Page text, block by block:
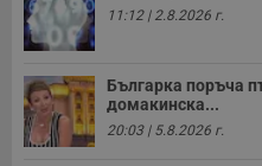
11:12 | 2.8.2026 г.
Българка поръча
домакинска...
20:03 | 5.8.2026 г.